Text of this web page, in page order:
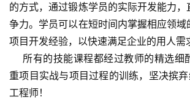
的方式，通过锻炼学员的实际开发能力
争力。学员可以在短时间内掌握相应领域
项目开发经验，以快速满足企业的用人需
所有的技能课程都经过教师的精选细
重项目实战与项目过程的训练，坚决摈
工程师！